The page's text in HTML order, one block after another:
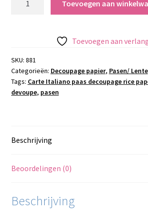
paper
no.881
aantal
Toevoegen aan
Toevoegen aan
SKU: 881
Categorieën: Decoupage papier, Pasen/ Lente
Tags: Carte Italiano paas decoupage rice
devoupe, pasen
Beschrijving
Beoordelingen (0)
Beschrijving